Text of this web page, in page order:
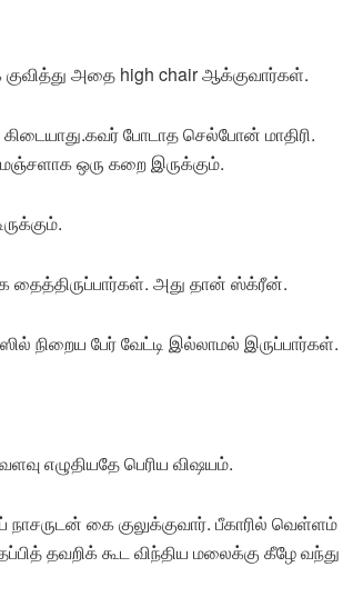
அதை high chair ஆக்குவார்கள்.
போடாத செல்போன் மாதிரி.
மஞ்சளாக ஒரு கறை இருக்கும்.
தைத்திருப்பார்கள். அது தான் ஸ்க்ரீன்.
நிறைய பேர் வேட்டி இல்லாமல் இருப்பார்கள்.
எழுதியதே பெரிய விஷயம்.
கை குலுக்குவார். பீகாரில் வெள்ளம்
தவறிக் கூட விந்திய மலைக்கு கீழே வந்து